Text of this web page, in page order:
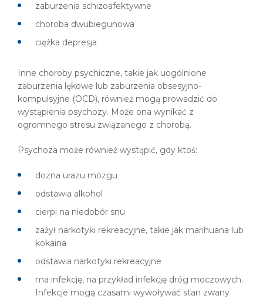
zaburzenia schizoafektywne
choroba dwubiegunowa
ciężka depresja
Inne choroby psychiczne, takie jak uogólnione
zaburzenia lękowe lub zaburzenia obsesyjno-
kompulsyjne (OCD), również mogą prowadzić do
wystąpienia psychozy. Może ona wynikać z
ogromnego stresu związanego z chorobą.
Psychoza może również wystąpić, gdy ktoś:
dozna urazu mózgu
odstawia alkohol
cierpi na niedobór snu
zażył narkotyki rekreacyjne, takie jak marihuana lub
kokaina
odstawia narkotyki rekreacyjne
ma infekcję, na przykład infekcję dróg moczowych.
Infekcje mogą czasami wywoływać stan zwany